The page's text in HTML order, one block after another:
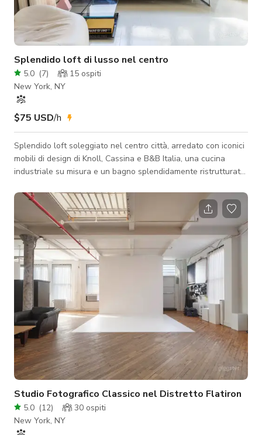
Splendido loft di lusso nel centro
5.0 (7) 15 ospiti
New York, NY
$75 USD/h
Splendido loft soleggiato nel centro città, arredato con iconici
mobili di design di Knoll, Cassina e B&B Italia, una cucina
industriale su misura e un bagno splendidamente ristrutturato
nel suo genere ed è già stato lo sfondo per servizi fotografici
con Vans, Chanel e Nike. È anche perfetto per riunioni intime e
workshop creativi. Il loft funziona particolarmente bene per
servizi di moda e social media. Si prega di notare che no
Studio Fotografico Classico nel Distretto Flatiron
5.0 (12) 30 ospiti
New York, NY